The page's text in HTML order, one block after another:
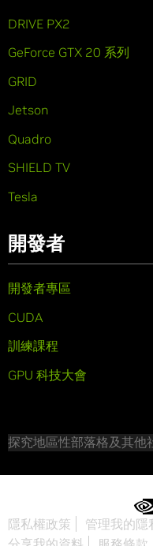
DRIVE PX2
GeForce GTX 20 系列
GRID
Jetson
Quadro
SHIELD TV
Tesla
開發者
開發者專區
CUDA
訓練課程
GPU 科技大會
探究地區性部落格及其他
隱私權政策 管理我的隱